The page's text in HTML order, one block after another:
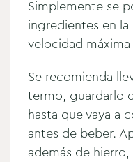
Simplemente se
ingredientes en
velocidad
Se recomienda
termo, guardarlo
hasta que vaya a
antes de beber.
además de